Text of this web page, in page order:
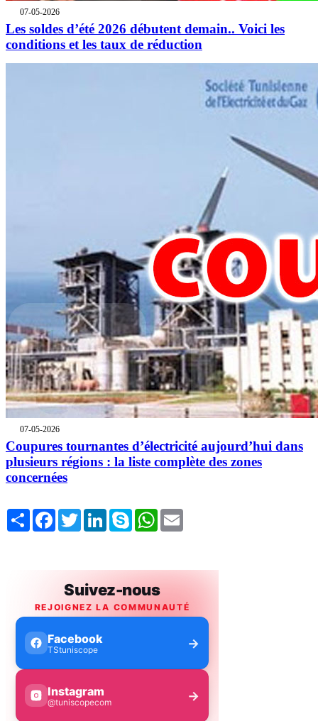
07-05-2026
Les soldes d’été 2026 débutent demain.. Voici les
conditions et les taux de réduction
07-05-2026
Coupures tournantes d’électricité aujourd’hui dans
plusieurs régions : la liste complète des zones
concernées
Share FacebookTwitterLinkedInSkype WhatsApp